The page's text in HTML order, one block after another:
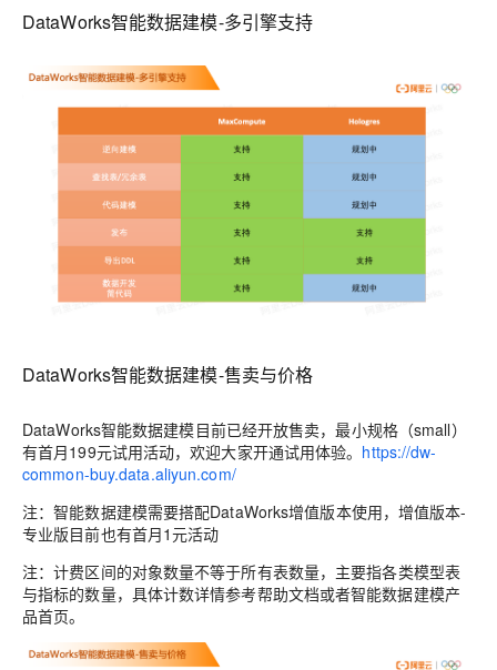
DataWorks智能数据建模-多引擎支持
DataWorks智能数据建模-售卖与价格
DataWorks智能数据建模目前已经开放售卖，最小规格（small）
有首月199元试用活动，欢迎大家开通试用体验。 https://dw-
common-buy.data.aliyun.com/
注：智能数据建模需要搭配DataWorks增值版本使用，增值版本-
专业版目前也有首月1元活动
注：计费区间的对象数量不等于所有表数量，主要指各类模型表
与指标的数量，具体计数详情参考帮助文档或者智能数据建模产
品首页。